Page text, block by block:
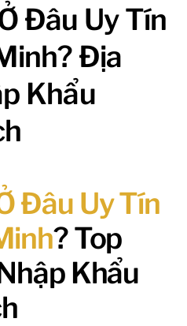
Đâu Uy Tín
Địa
Khẩu
Đâu Uy Tín
? Top
Khẩu